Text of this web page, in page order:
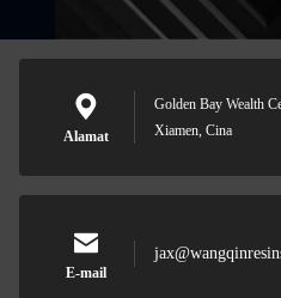
Alamat
Golden Bay Wealth
Xiamen, Cina
E-mail